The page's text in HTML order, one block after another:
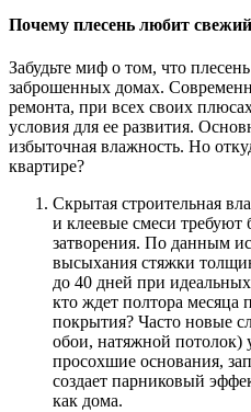
Почему плесень любит
Забудьте миф о том, что
заброшенных домах.
ремонта, при всех своих
условия для ее развития.
избыточная влажность. Но
квартире?
Скрытая строительная
и клеевые смеси требуют
затворения. По данным
высыхания стяжки
до 40 дней при
кто ждет полтора
покрытия? Часто новые
обои, натяжной потолок)
просохшие основания,
создает парниковый
как дома.